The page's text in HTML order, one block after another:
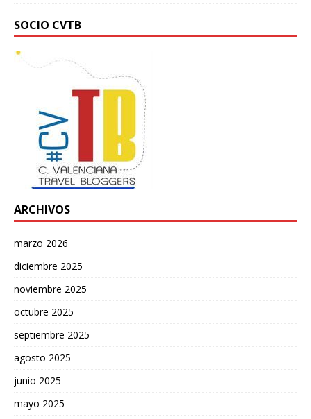
SOCIO CVTB
ARCHIVOS
marzo 2026
diciembre 2025
noviembre 2025
octubre 2025
septiembre 2025
agosto 2025
junio 2025
mayo 2025